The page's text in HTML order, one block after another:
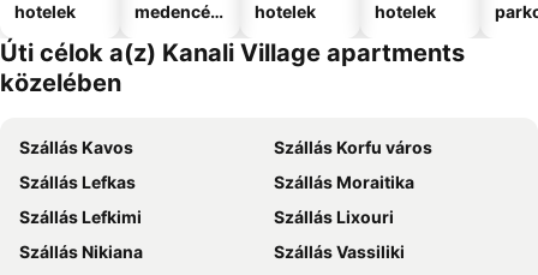
hotelek
medencév
hotelek
hotelek
Úti célok a(z) Kanali Village apartments
közelében
Szállás Kavos
Szállás Korfu város
Szállás Lefkas
Szállás Moraitika
Szállás Lefkimi
Szállás Lixouri
Szállás Nikiana
Szállás Vassiliki